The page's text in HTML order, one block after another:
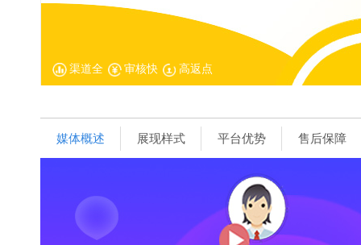
渠道全 审核快 高返点
媒体概述 展现样式 平台优势 售后保障